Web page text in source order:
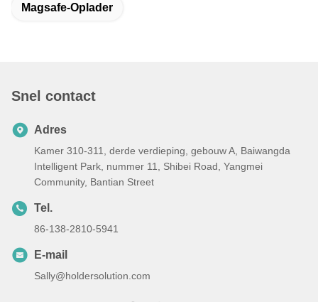
Magsafe-Oplader
Snel contact
Adres
Kamer 310-311, derde verdieping, gebouw A, Baiwangda
Intelligent Park, nummer 11, Shibei Road, Yangmei
Community, Bantian Street
Tel.
86-138-2810-5941
E-mail
Sally@holdersolution.com